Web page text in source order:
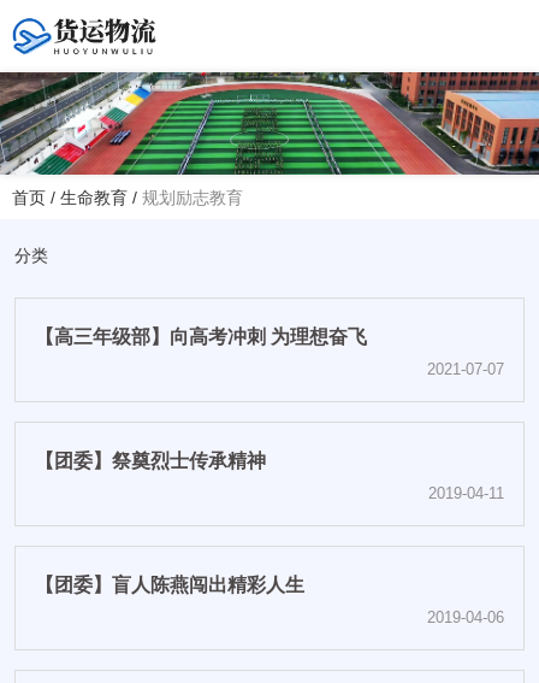
您好！欢迎访问赤峰大学附属中学官方网站！
学校地址
首页 / 生命教育 / 规划励志教育
分类
【高三年级部】向高考冲刺 为理想奋飞
2021-07-07
【团委】祭奠烈士传承精神
2019-04-11
【团委】盲人陈燕闯出精彩人生
2019-04-06